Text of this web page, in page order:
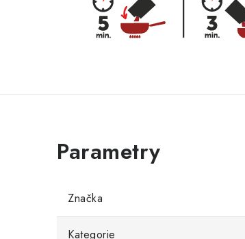
Značka
Kategorie